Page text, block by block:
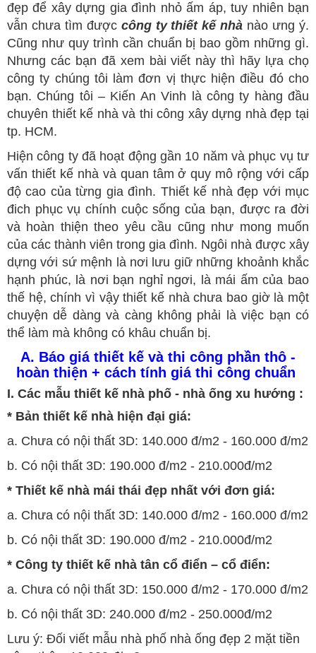
đẹp để xây dựng gia đình nhỏ ấm áp, tuy nhiên bạn
vẫn chưa tìm được công ty thiết kế nhà nào ưng ý.
Cũng như quy trình cần chuẩn bị bao gồm những gì.
Nhưng các bạn đã xem bài viết này thì hãy lựa chọ
công ty chúng tôi làm đơn vị thực hiện điều đó cho
bạn. Chúng tôi – Kiến An Vinh là công ty hàng đầu
chuyên thiết kế nhà và thi công xây dựng nhà đẹp tại
tp. HCM.
Hiện công ty đã hoạt động gần 10 năm và phục vụ tư
vấn thiết kế nhà và quan tâm ở quy mô rộng với cấp
độ cao của từng gia đình. Thiết kế nhà đẹp với mục
đich phục vụ chính cuộc sống của bạn, được ra đời
và hoàn thiện theo yêu cầu cũng như mong muốn
của các thành viên trong gia đình. Ngôi nhà được xây
dựng với sứ mệnh là nơi lưu giữ những khoảnh khắc
hạnh phúc, là nơi bạn nghỉ ngơi, là mái ấm của bao
thế hệ, chính vì vậy thiết kế nhà chưa bao giờ là một
chuyện dễ dàng và càng không phải là việc bạn có
thể làm mà không có khâu chuẩn bị.
A. Báo giá thiết kế và thi công phần thô -
hoàn thiện + cách tính giá thi công chuẩn
I. Các mẫu thiết kế nhà phố - nhà ống xu hướng :
* Bản thiết kế nhà hiện đại giá:
a. Chưa có nội thất 3D: 140.000 đ/m2 - 160.000 đ/m2
b. Có nội thất 3D: 190.000 đ/m2 - 210.000đ/m2
* Thiết kế nhà mái thái đẹp nhất với đơn giá:
a. Chưa có nội thất 3D: 140.000 đ/m2 - 160.000 đ/m2
b. Có nội thất 3D: 190.000 đ/m2 - 210.000đ/m2
* Công ty thiết kế nhà tân cổ điển – cổ điển:
a. Chưa có nội thất 3D: 150.000 đ/m2 - 170.000 đ/m2
b. Có nội thất 3D: 240.000 đ/m2 - 250.000đ/m2
Lưu ý: Đối viết mẫu nhà phố nhà ống đẹp 2 mặt tiền